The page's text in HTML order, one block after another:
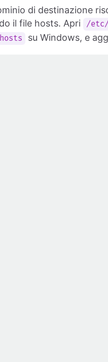
di destinazione
il file hosts. Apri
/
su Windows, e